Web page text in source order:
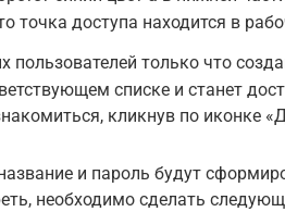
точка доступа находится в
пользователей только что
списке и станет
кликнув по иконке
и пароль будут
необходимо сделать